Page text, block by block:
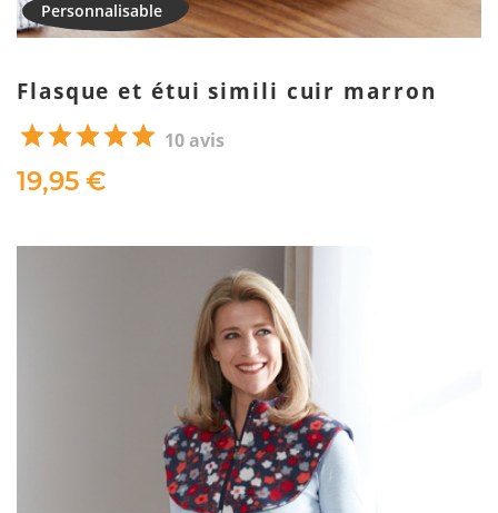
Flasque et étui simili cuir marron
10 avis
19,95 €